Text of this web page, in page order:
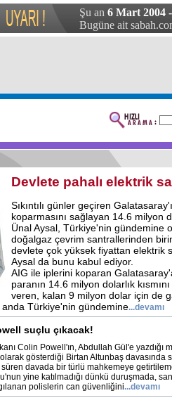
Şu an 6 Mart 2004
Bugüne ait
Devlete pahalı elektrik
Sıkıntılı günler geçiren
koparmasını sağlayan 14.6 milyon
Ünal Aysal, Türkiye'nin gündemine
doğalgaz çevrim santrallerinden
devlete çok yüksek fiyattan elektrik
Aysal da bunu kabul ediyor.
AIG ile iplerini koparan
paranın 14.6 milyon dolarlık
veren, kalan 9 milyon dolar için de
anda Türkiye'nin gündemine...devamı
suçlu çıkacak!
Colin Powell'ın, Abdullah Gül'e yazdığı
gösterdiği Birtan Altunbaş davasında
süren davada bir türlü mahkemeye
yine katılmadığı dünkü duruşmada,
polislerin can güvenliğini...devamı